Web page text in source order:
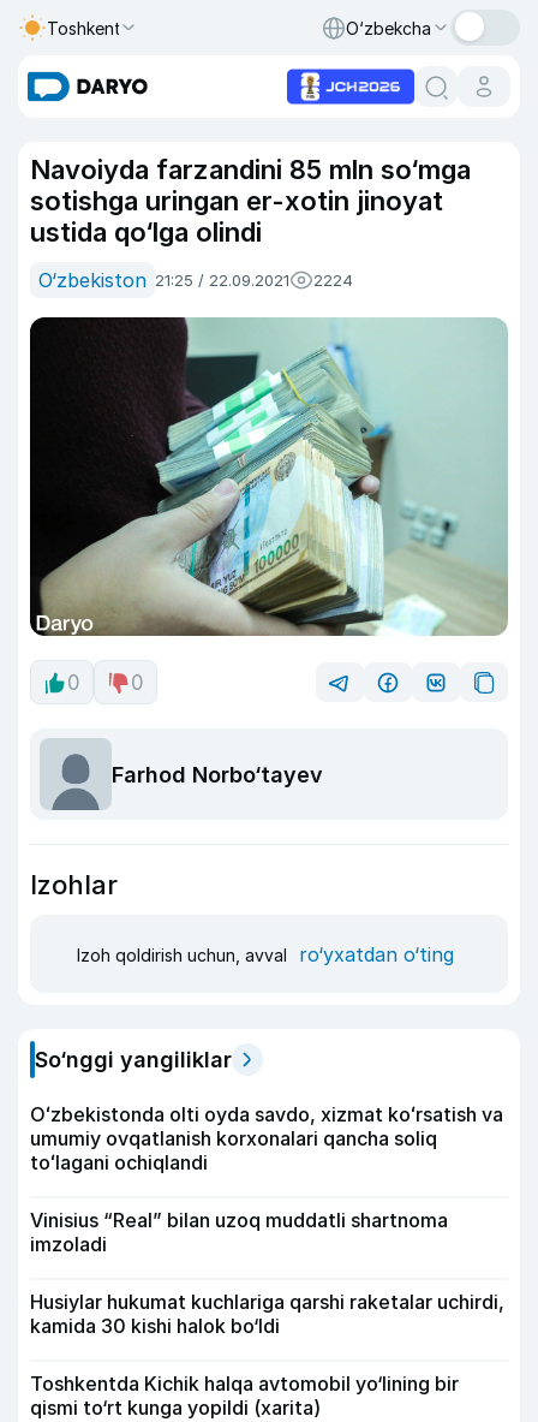
Toshkent O‘zbekcha
Navoiyda farzandini 85 mln so‘mga
sotishga uringan er-xotin jinoyat
ustida qo‘lga olindi
O‘zbekiston 21:25 / 22.09.2021 2224
0 0
Farhod Norbo‘tayev
Izohlar
Izoh qoldirish uchun, avval ro‘yxatdan o‘ting
So‘nggi yangiliklar
Oʻzbekistonda olti oyda savdo, xizmat koʻrsatish va
umumiy ovqatlanish korxonalari qancha soliq
toʻlagani ochiqlandi
Vinisius “Real” bilan uzoq muddatli shartnoma
imzoladi
Husiylar hukumat kuchlariga qarshi raketalar uchirdi,
kamida 30 kishi halok bo‘ldi
Toshkentda Kichik halqa avtomobil yo‘lining bir
qismi to‘rt kunga yopildi (xarita)